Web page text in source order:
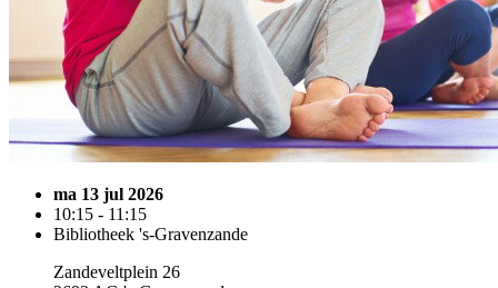
ma 13 jul 2026
10:15 - 11:15
Bibliotheek 's-Gravenzande
Zandeveltplein 26